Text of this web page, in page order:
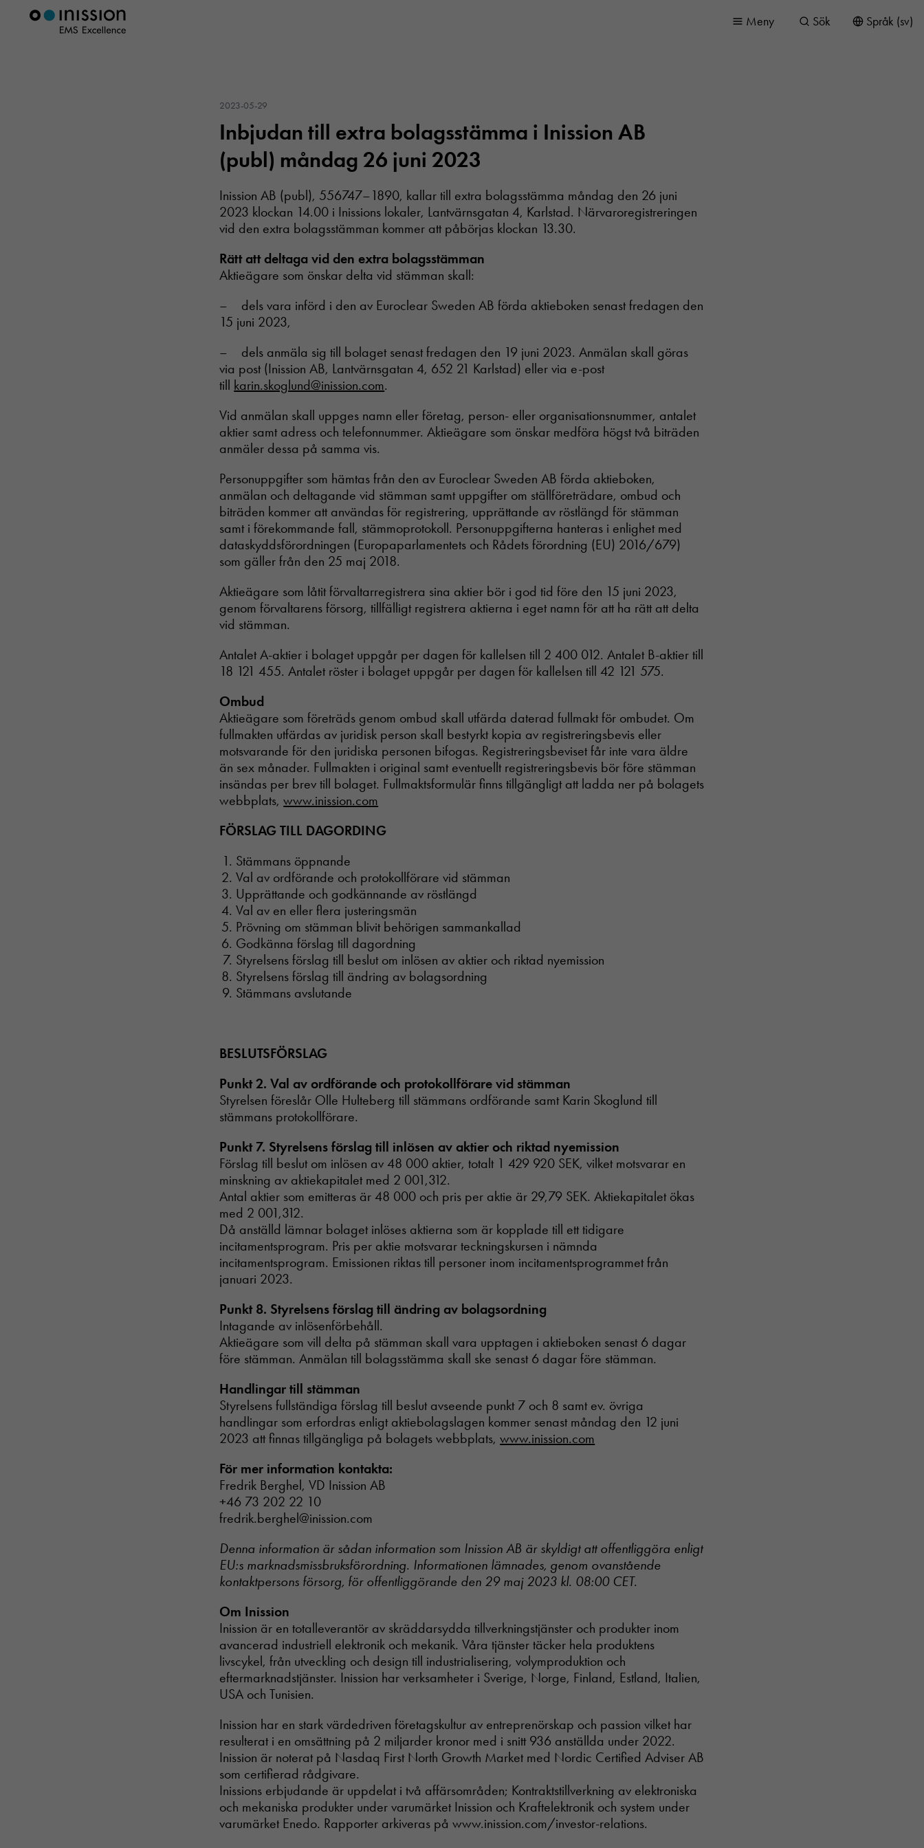
Språk (sv)
Sök
Meny
2023-05-29
Inbjudan till extra bolagsstämma i Inission AB
(publ) måndag 26 juni 2023
Inission AB (publ), 556747–1890, kallar till extra bolagsstämma måndag den 26 juni
2023 klockan 14.00 i Inissions lokaler, Lantvärnsgatan 4, Karlstad. Närvaroregistreringen
vid den extra bolagsstämman kommer att påbörjas klockan 13.30.
Rätt att deltaga vid den extra bolagsstämman
Aktieägare som önskar delta vid stämman skall:
– dels vara införd i den av Euroclear Sweden AB förda aktieboken senast fredagen den
15 juni 2023,
– dels anmäla sig till bolaget senast fredagen den 19 juni 2023. Anmälan skall göras
via post (Inission AB, Lantvärnsgatan 4, 652 21 Karlstad) eller via e-post
till karin.skoglund@inission.com.
Vid anmälan skall uppges namn eller företag, person- eller organisationsnummer, antalet
aktier samt adress och telefonnummer. Aktieägare som önskar medföra högst två biträden
anmäler dessa på samma vis.
Personuppgifter som hämtas från den av Euroclear Sweden AB förda aktieboken,
anmälan och deltagande vid stämman samt uppgifter om ställföreträdare, ombud och
biträden kommer att användas för registrering, upprättande av röstlängd för stämman
samt i förekommande fall, stämmoprotokoll. Personuppgifterna hanteras i enlighet med
dataskyddsförordningen (Europaparlamentets och Rådets förordning (EU) 2016/679)
som gäller från den 25 maj 2018.
Aktieägare som låtit förvaltarregistrera sina aktier bör i god tid före den 15 juni 2023,
genom förvaltarens försorg, tillfälligt registrera aktierna i eget namn för att ha rätt att delta
vid stämman.
Antalet A-aktier i bolaget uppgår per dagen för kallelsen till 2 400 012. Antalet B-aktier till
18 121 455. Antalet röster i bolaget uppgår per dagen för kallelsen till 42 121 575.
Ombud
Aktieägare som företräds genom ombud skall utfärda daterad fullmakt för ombudet. Om
fullmakten utfärdas av juridisk person skall bestyrkt kopia av registreringsbevis eller
motsvarande för den juridiska personen bifogas. Registreringsbeviset får inte vara äldre
än sex månader. Fullmakten i original samt eventuellt registreringsbevis bör före stämman
insändas per brev till bolaget. Fullmaktsformulär finns tillgängligt att ladda ner på bolagets
webbplats,www.inission.com
FÖRSLAG TILL DAGORDING
Stämmans öppnande
Val av ordförande och protokollförare vid stämman
Upprättande och godkännande av röstlängd
Val av en eller flera justeringsmän
Prövning om stämman blivit behörigen sammankallad
Godkänna förslag till dagordning
Styrelsens förslag till beslut om inlösen av aktier och riktad nyemission
Styrelsens förslag till ändring av bolagsordning
Stämmans avslutande
BESLUTSFÖRSLAG
Punkt 2. Val av ordförande och protokollförare vid stämman
Styrelsen föreslår Olle Hulteberg till stämmans ordförande samt Karin Skoglund till
stämmans protokollförare.
Punkt 7. Styrelsens förslag till inlösen av aktier och riktad nyemission
Förslag till beslut om inlösen av 48 000 aktier, totalt 1 429 920 SEK, vilket motsvarar en
minskning av aktiekapitalet med 2 001,312.
Antal aktier som emitteras är 48 000 och pris per aktie är 29,79 SEK. Aktiekapitalet ökas
med 2 001,312.
Då anställd lämnar bolaget inlöses aktierna som är kopplade till ett tidigare
incitamentsprogram. Pris per aktie motsvarar teckningskursen i nämnda
incitamentsprogram. Emissionen riktas till personer inom incitamentsprogrammet från
januari 2023.
Punkt 8. Styrelsens förslag till ändring av bolagsordning
Intagande av inlösenförbehåll.
Aktieägare som vill delta på stämman skall vara upptagen i aktieboken senast 6 dagar
före stämman. Anmälan till bolagsstämma skall ske senast 6 dagar före stämman.
Handlingar till stämman
Styrelsens fullständiga förslag till beslut avseende punkt 7 och 8 samt ev. övriga
handlingar som erfordras enligt aktiebolagslagen kommer senast måndag den 12 juni
2023 att finnas tillgängliga på bolagets webbplats,www.inission.com
För mer information kontakta:
Fredrik Berghel, VD Inission AB
+46 73 202 22 10
fredrik.berghel@inission.com
Denna information är sådan information som Inission AB är skyldigt att offentliggöra enligt
EU:s marknadsmissbruksförordning. Informationen lämnades, genom ovanstående
kontaktpersons försorg, för offentliggörande den 29 maj 2023 kl. 08:00 CET.
Om Inission
Inission är en totalleverantör av skräddarsydda tillverkningstjänster och produkter inom
avancerad industriell elektronik och mekanik. Våra tjänster täcker hela produktens
livscykel, från utveckling och design till industrialisering, volymproduktion och
eftermarknadstjänster. Inission har verksamheter i Sverige, Norge, Finland, Estland, Italien,
USA och Tunisien.
Inission har en stark värdedriven företagskultur av entreprenörskap och passion vilket har
resulterat i en omsättning på 2 miljarder kronor med i snitt 936 anställda under 2022.
Inission är noterat på Nasdaq First North Growth Market med Nordic Certified Adviser AB
som certifierad rådgivare.
Inissions erbjudande är uppdelat i två affärsområden; Kontraktstillverkning av elektroniska
och mekaniska produkter under varumärket Inission och Kraftelektronik och system under
varumärket Enedo. Rapporter arkiveras på www.inission.com/investor-relations.
Nödvändiga
Dessa cookies
går inte att
välja bort. De
Statistik
In order for
us to
improve the
and
structure,
based on
how the
website is
Upplevelse
För att vår
hemsida ska
bra som
möjligt
under ditt
besök. Om